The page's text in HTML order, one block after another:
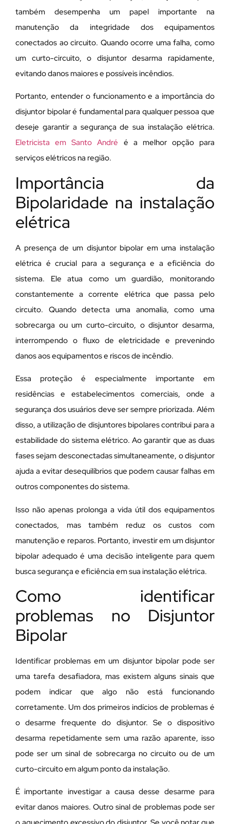
também desempenha um papel importante na
manutenção da integridade dos equipamentos
conectados ao circuito. Quando ocorre uma falha, como
um curto-circuito, o disjuntor desarma rapidamente,
evitando danos maiores e possíveis incêndios.
Portanto, entender o funcionamento e a importância do
disjuntor bipolar é fundamental para qualquer pessoa que
deseje garantir a segurança de sua instalação elétrica.
Eletricista em Santo André é a melhor opção para
serviços elétricos na região.
Importância da
Bipolaridade na instalação
elétrica
A presença de um disjuntor bipolar em uma instalação
elétrica é crucial para a segurança e a eficiência do
sistema. Ele atua como um guardião, monitorando
constantemente a corrente elétrica que passa pelo
circuito. Quando detecta uma anomalia, como uma
sobrecarga ou um curto-circuito, o disjuntor desarma,
interrompendo o fluxo de eletricidade e prevenindo
danos aos equipamentos e riscos de incêndio.
Essa proteção é especialmente importante em
residências e estabelecimentos comerciais, onde a
segurança dos usuários deve ser sempre priorizada. Além
disso, a utilização de disjuntores bipolares contribui para a
estabilidade do sistema elétrico. Ao garantir que as duas
fases sejam desconectadas simultaneamente, o disjuntor
ajuda a evitar desequilíbrios que podem causar falhas em
outros componentes do sistema.
Isso não apenas prolonga a vida útil dos equipamentos
conectados, mas também reduz os custos com
manutenção e reparos. Portanto, investir em um disjuntor
bipolar adequado é uma decisão inteligente para quem
busca segurança e eficiência em sua instalação elétrica.
Como identificar
problemas no Disjuntor
Bipolar
Identificar problemas em um disjuntor bipolar pode ser
uma tarefa desafiadora, mas existem alguns sinais que
podem indicar que algo não está funcionando
corretamente. Um dos primeiros indícios de problemas é
o desarme frequente do disjuntor. Se o dispositivo
desarma repetidamente sem uma razão aparente, isso
pode ser um sinal de sobrecarga no circuito ou de um
curto-circuito em algum ponto da instalação.
É importante investigar a causa desse desarme para
evitar danos maiores. Outro sinal de problemas pode ser